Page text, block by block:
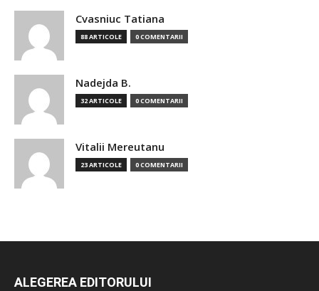
Cvasniuc Tatiana
88 ARTICOLE 0 COMENTARII
Nadejda B.
32 ARTICOLE 0 COMENTARII
Vitalii Mereutanu
23 ARTICOLE 0 COMENTARII
ALEGEREA EDITORULUI